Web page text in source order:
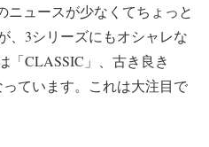
ニュースが少なくてちょっと
、3シリーズにもオシャレな
「CLASSIC」、古き良き
ています。これは大注目で